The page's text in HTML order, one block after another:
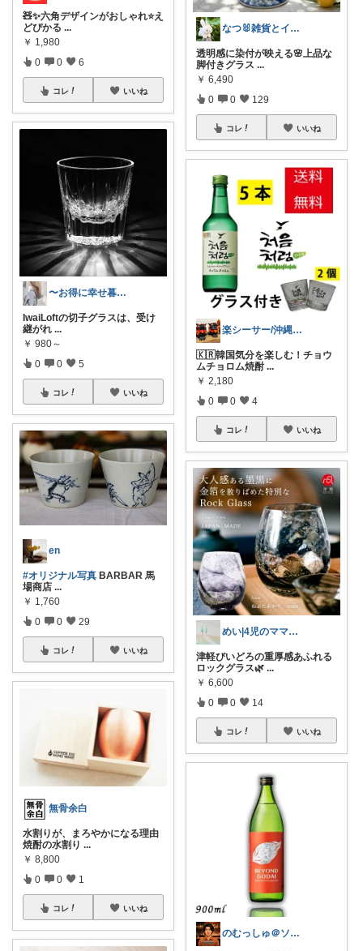
🧸✨六角デザインがおしゃれ⭐️え
どぴかる ...
￥ 1,980
0 0 6
コレ いいね
〜お得に幸せ暮らし〜
IwaiLoftの切子グラスは、受け
継がれ ...
￥ 980～
0 0 5
コレ いいね
en
#オリジナル写真 BARBAR 馬
場商店 ...
￥ 1,760
0 0 29
コレ いいね
無骨余白
水割りが、まろやかになる理由
焼酎の水割り ...
￥ 8,800
0 0 1
コレ いいね
なつ🐰雑貨とインテリア
透明感に染付が映える🌸上品な
脚付きグラス ...
￥ 6,490
0 0 129
コレ いいね
楽シーサー/沖縄好きのおすすめROOM
🇰🇷韓国気分を楽しむ！チョウ
ムチョロム焼酎 ...
￥ 2,180
0 0 4
コレ いいね
めい|4児のママおすすめ
津軽びいどろの重厚感あふれる
ロックグラス🌿 ...
￥ 6,600
0 0 14
コレ いいね
のむっしゅ＠ソムリエの厳選酒🍻